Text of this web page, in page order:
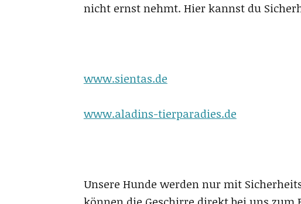
nicht ernst nehmt. Hier kannst du
www.sientas.de
www.aladins-tierparadies.de
Unsere Hunde werden nur mit